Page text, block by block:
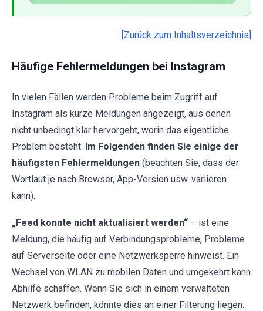
[Zurück zum Inhaltsverzeichnis]
Häufige Fehlermeldungen bei Instagram
In vielen Fällen werden Probleme beim Zugriff auf
Instagram als kurze Meldungen angezeigt, aus denen
nicht unbedingt klar hervorgeht, worin das eigentliche
Problem besteht. Im Folgenden finden Sie einige der
häufigsten Fehlermeldungen (beachten Sie, dass der
Wortlaut je nach Browser, App-Version usw. variieren
kann).
„Feed konnte nicht aktualisiert werden“ – ist eine
Meldung, die häufig auf Verbindungsprobleme, Probleme
auf Serverseite oder eine Netzwerksperre hinweist. Ein
Wechsel von WLAN zu mobilen Daten und umgekehrt kann
Abhilfe schaffen. Wenn Sie sich in einem verwalteten
Netzwerk befinden, könnte dies an einer Filterung liegen.